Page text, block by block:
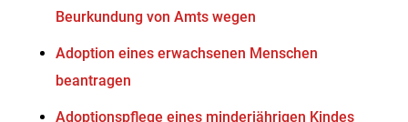
Beurkundung von Amts wegen
Adoption eines erwachsenen Menschen
beantragen
Adoptionspflege eines minderjährigen Kindes